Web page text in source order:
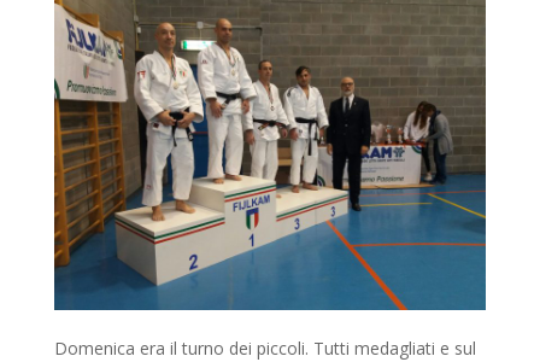
Domenica era il turno dei piccoli. Tutti medagliati e sul